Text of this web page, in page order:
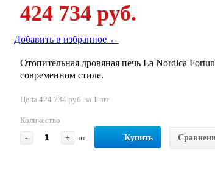
424 734 руб.
Добавить в избранное ←
Отопительная дровяная печь La Nordica
современном стиле.
Цена 424 734 руб. за 1 шт
Количество
-
+ шт Купить